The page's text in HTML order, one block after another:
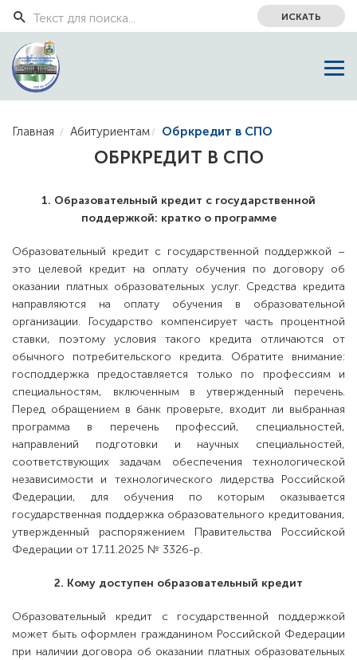
ИСКАТЬ
Главная Абитуриентам Обркредит в СПО
ОБРКРЕДИТ В СПО
1. Образовательный кредит с государственной
поддержкой: кратко о программе
Образовательный кредит с государственной поддержкой –
это целевой кредит на оплату обучения по договору об
оказании платных образовательных услуг. Средства кредита
направляются на оплату обучения в образовательной
организации. Государство компенсирует часть процентной
ставки, поэтому условия такого кредита отличаются от
обычного потребительского кредита. Обратите внимание:
господдержка предоставляется только по профессиям и
специальностям, включенным в утвержденный перечень.
Перед обращением в банк проверьте, входит ли выбранная
программа в перечень профессий, специальностей,
направлений подготовки и научных специальностей,
соответствующих задачам обеспечения технологической
независимости и технологического лидерства Российской
Федерации, для обучения по которым оказывается
государственная поддержка образовательного кредитования,
утвержденный распоряжением Правительства Российской
Федерации от 17.11.2025 № 3326-р.
2. Кому доступен образовательный кредит
Образовательный кредит с государственной поддержкой
может быть оформлен гражданином Российской Федерации
при наличии договора об оказании платных образовательных